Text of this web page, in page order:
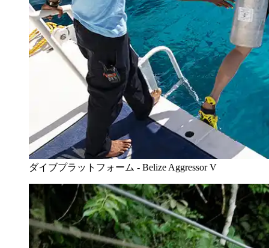
ダイブプラットフォーム - Belize Aggressor V